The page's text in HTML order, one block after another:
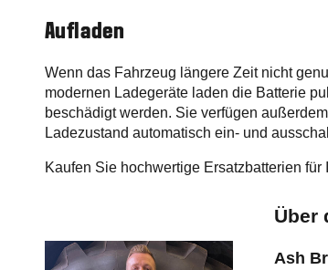
Aufladen
Wenn das Fahrzeug längere Zeit nicht
modernen Ladegeräte laden die Batterie
beschädigt werden. Sie verfügen
Ladezustand automatisch ein- und
Kaufen Sie hochwertige Ersatzbatterien
Über
Ash